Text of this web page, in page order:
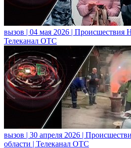
вызов | 04 мая 2026 | Происшествия
Телеканал ОТС
вызов | 30 апреля 2026 |
области | Телеканал ОТС